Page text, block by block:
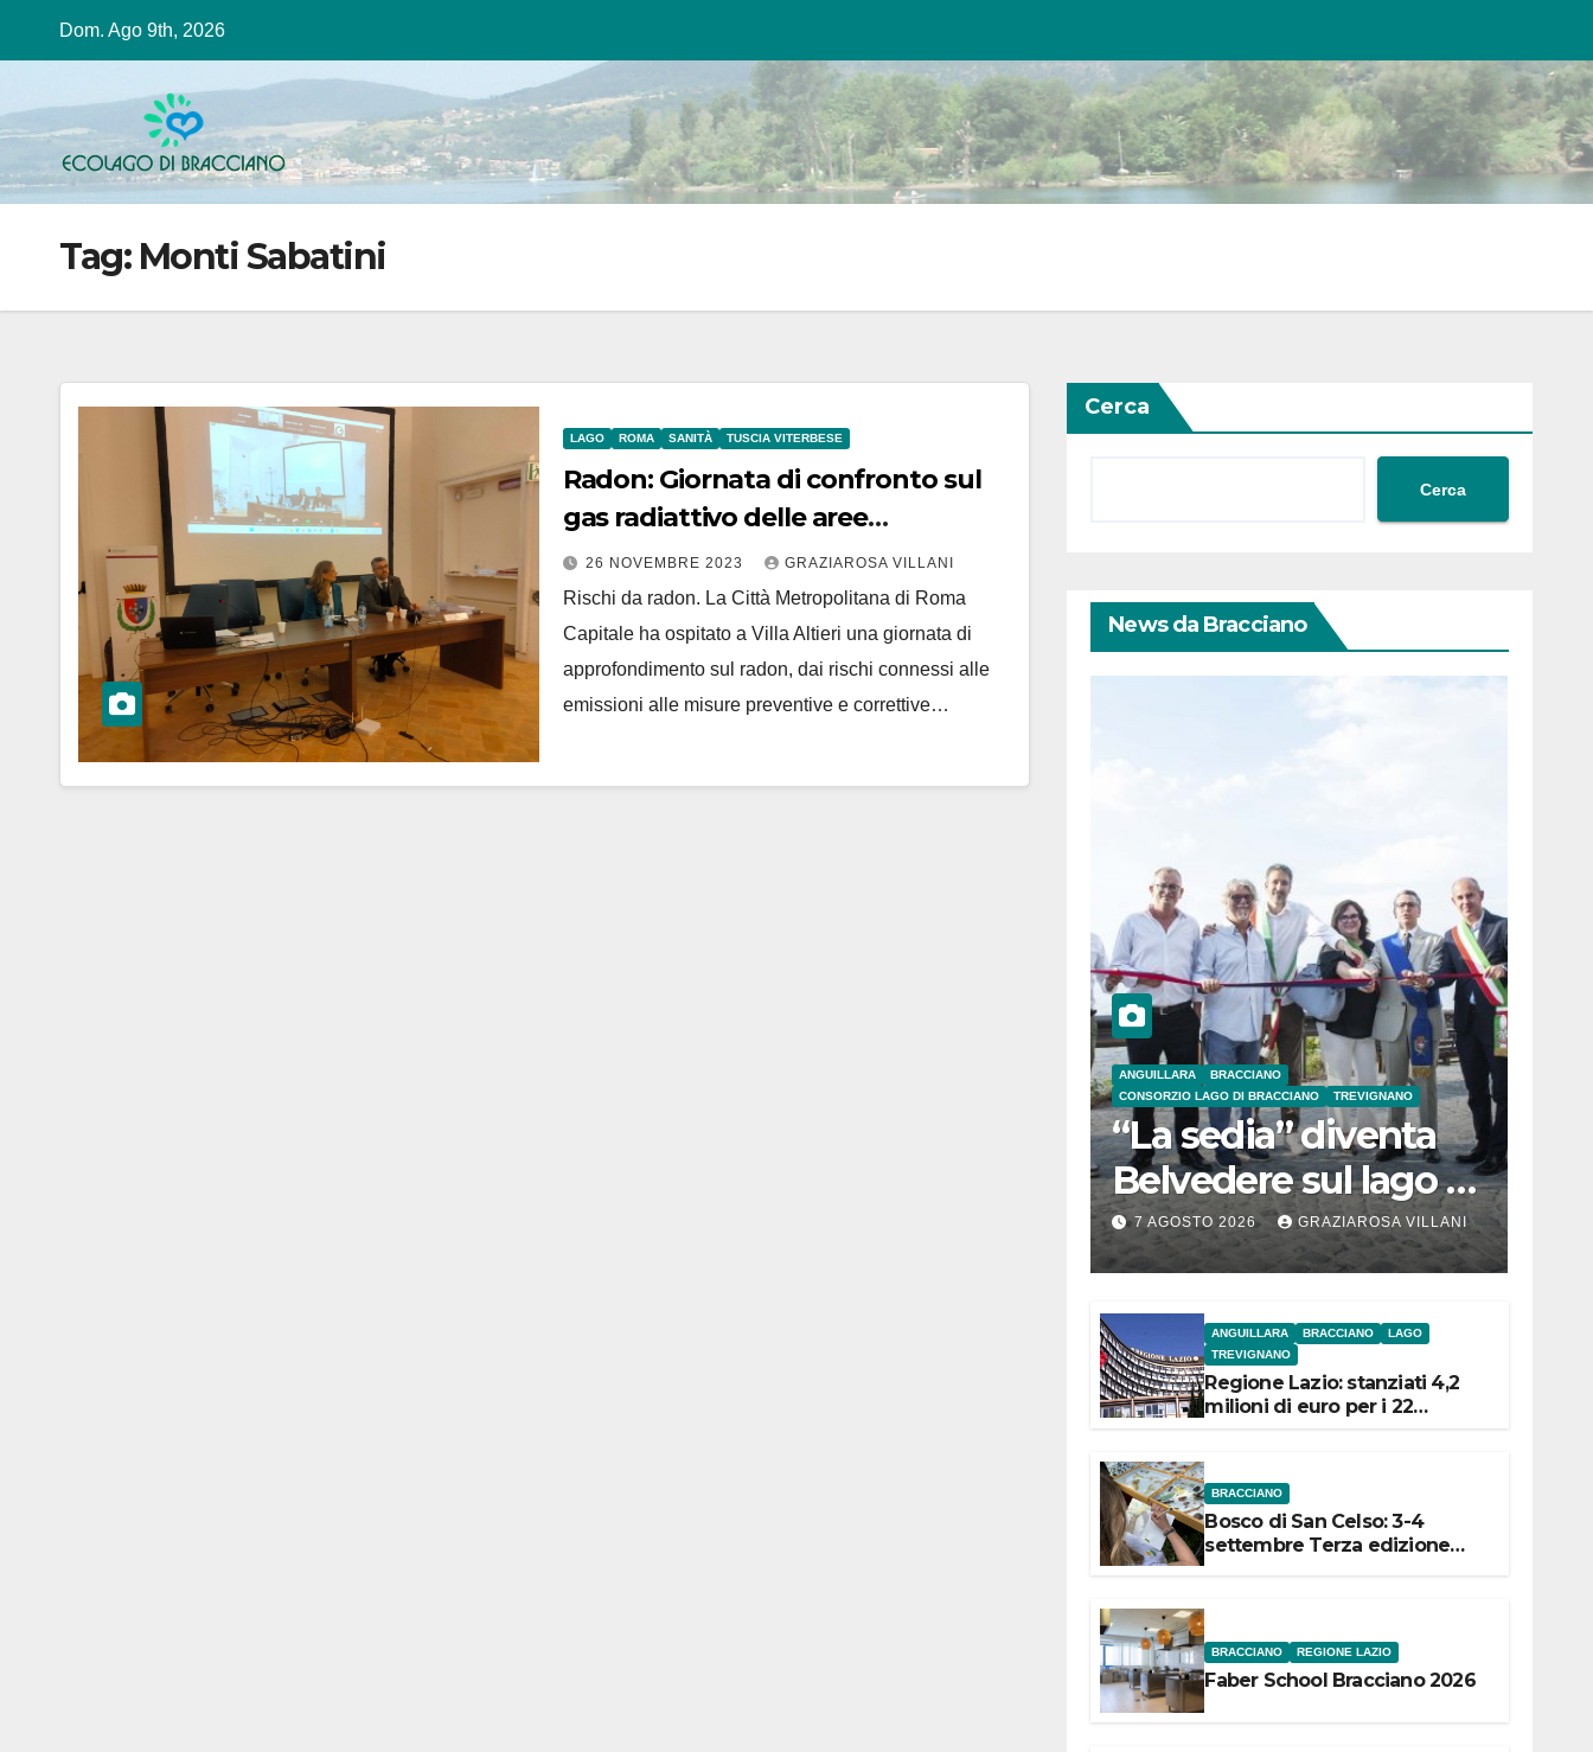
Dom. Ago 9th, 2026
Tag: Monti Sabatini
LAGO ROMA SANITÀ TUSCIA VITERBESE
Radon: Giornata di confronto sul
gas radiattivo delle aree
vulcaniche a Palazzo Valentini
26 NOVEMBRE 2023 GRAZIAROSA VILLANI
Rischi da radon. La Città Metropolitana di Roma
Capitale ha ospitato a Villa Altieri una giornata di
approfondimento sul radon, dai rischi connessi alle
emissioni alle misure preventive e correttive…
Cerca
Cerca
News da Bracciano
ANGUILLARA
BRACCIANO
CONSORZIO LAGO DI BRACCIANO
TREVIGNANO
“La sedia” diventa
Belvedere sul lago di
Bracciano: ieri
l’inaugurazione
7 AGOSTO 2026 GRAZIAROSA VILLANI
ANGUILLARA BRACCIANO
LAGO
TREVIGNANO
Regione Lazio: stanziati 4,2
milioni di euro per i 22
BRACCIANO
Bosco di San Celso: 3-4
settembre Terza edizione
BRACCIANO REGIONE LAZIO
Faber School Bracciano 2026